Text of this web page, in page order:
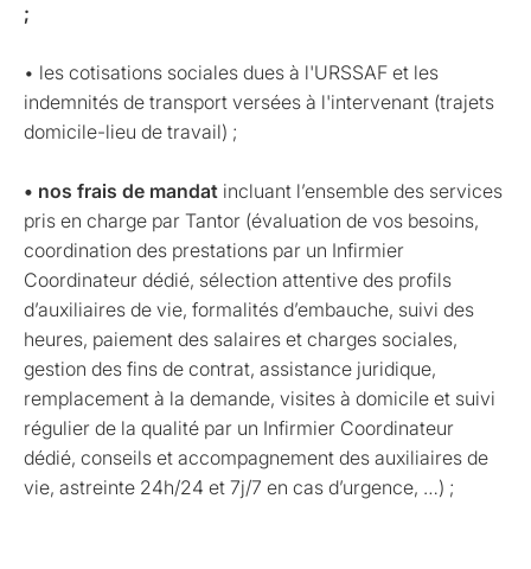
;
• les cotisations sociales dues à l'URSSAF et les
indemnités de transport versées à l'intervenant (trajets
domicile-lieu de travail) ;
• nos frais de mandat incluant l’ensemble des services
pris en charge par Tantor (évaluation de vos besoins,
coordination des prestations par un Infirmier
Coordinateur dédié, sélection attentive des profils
d’auxiliaires de vie, formalités d’embauche, suivi des
heures, paiement des salaires et charges sociales,
gestion des fins de contrat, assistance juridique,
remplacement à la demande, visites à domicile et suivi
régulier de la qualité par un Infirmier Coordinateur
dédié, conseils et accompagnement des auxiliaires de
vie, astreinte 24h/24 et 7j/7 en cas d’urgence, …) ;